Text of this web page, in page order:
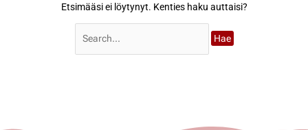
Etsimääsi ei löytynyt. Kenties haku auttaisi?